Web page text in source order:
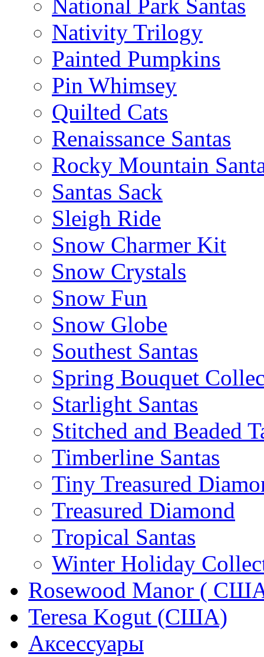
National Park Santas
Nativity Trilogy
Painted Pumpkins
Pin Whimsey
Quilted Cats
Renaissance Santas
Rocky Mountain
Santas Sack
Sleigh Ride
Snow Charmer Kit
Snow Crystals
Snow Fun
Snow Globe
Southest Santas
Spring Bouquet
Starlight Santas
Stitched and Beaded
Timberline Santas
Tiny Treasured
Treasured Diamond
Tropical Santas
Winter Holiday
Rosewood Manor (
Teresa Kogut (США)
Аксессуары